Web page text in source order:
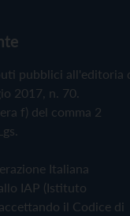
pubblici all'editoria
2017, n. 70.
f) del comma 2
Italiana
IAP (Istituto
il Codice di